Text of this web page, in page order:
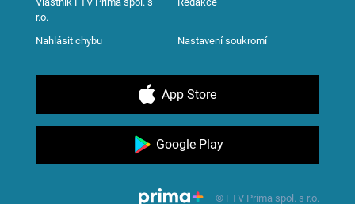
r.o.
Nahlásit chybu Nastavení soukromí
App Store
Google Play
© FTV Prima spol. s r.o.